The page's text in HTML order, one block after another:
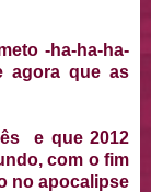
-ha-ha-ha-
agora que as
e que 2012
com o fim
no apocalipse